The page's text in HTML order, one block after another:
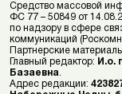
Средство массовой
ФС 77 – 50849 от
по надзору в сфере
коммуникаций
Партнерские
Главный редактор: И.о.
Базаевна
Адрес редакции: